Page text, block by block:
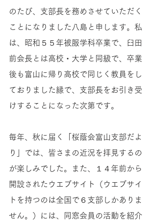
のたび、支部長を務めさせていただく
ことになりました八島と申します。私
は、昭和５５年被服学科卒業で、臼田
前会長とは高校・大学と同級で、卒業
後も富山に帰り高校で同じく教員をし
ておりました縁で、支部長をお引き受
けすることになった次第です。
毎年、秋に届く「桜蔭会富山支部だよ
り」では、皆さまの近況を拝見するの
が楽しみでした。また、１４年前から
開設されたウエブサイト（ウエブサイ
トを持つのは全国で６支部しかありま
せん。）には、同窓会員の活動を紹介